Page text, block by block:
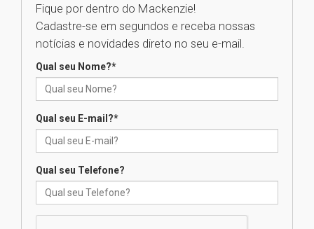
Seminário discute desafios
das novas tecnologias em
calouros do segundo semestre
Brasília prepara seus
Fique por dentro do Mackenzie!
Cadastre-se em segundos e receba nossas
notícias e novidades direto no seu e-mail.
Qual seu Nome?*
Qual seu E-mail?*
Qual seu Telefone?